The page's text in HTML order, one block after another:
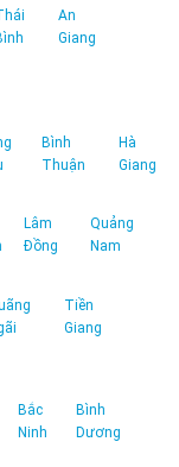
An
Giang
Bình
Thuận
Hà
Giang
Lâm
Đồng
Quảng
Nam
Tiền
Giang
Bắc
Ninh
Bình
Dương